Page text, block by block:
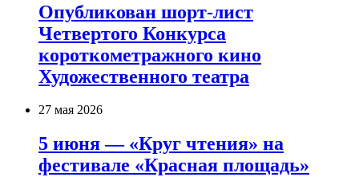
Опубликован шорт-лист
Четвертого Конкурса
короткометражного кино
Художественного театра
27 мая 2026
5 июня — «Круг чтения» на
фестивале «Красная площадь»